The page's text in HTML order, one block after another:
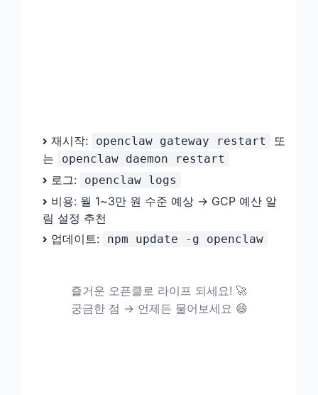
재시작: openclaw gateway restart
또
는
openclaw daemon restart
로그: openclaw logs
비용: 월 1~3만 원 수준 예상 → GCP 예산 알
림 설정 추천
업데이트:
npm update -g openclaw
즐거운 오픈클로 라이프 되세요! 🚀
궁금한 점 → 언제든 물어보세요 😄